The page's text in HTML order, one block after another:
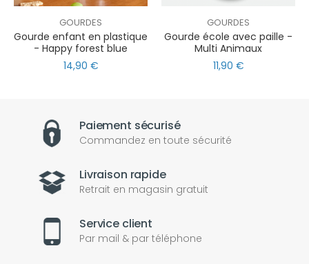
GOURDES
Gourde enfant en plastique
- Happy forest blue
14,90 €
GOURDES
Gourde école avec paille -
Multi Animaux
11,90 €
Paiement sécurisé
Commandez en toute sécurité
Livraison rapide
Retrait en magasin gratuit
Service client
Par mail & par téléphone